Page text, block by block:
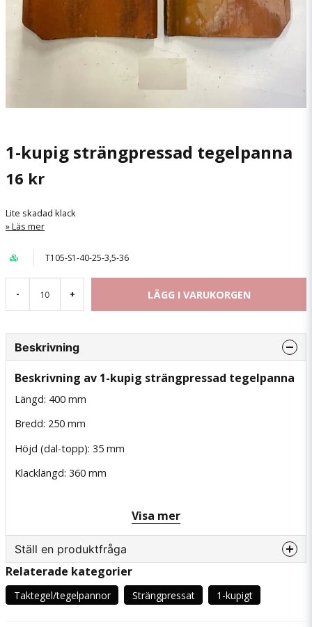
1-kupig strängpressad tegelpanna
16 kr
Lite skadad klack
Läs mer
T105-S1-40-25-3,5-36
- + LÄGG I VARUKORGEN
Beskrivning
Beskrivning av 1-kupig strängpressad tegelpanna
Längd: 400 mm
Bredd: 250 mm
Höjd (dal-topp): 35 mm
Klacklängd: 360 mm
Vid köp under 50 st kostar de 30 kr st.
Visa mer
Ställ en produktfråga
Fråga oss något om denna produkten...
Relaterade kategorier
Taktegel/tegelpannor Strängpressat 1-kupigt